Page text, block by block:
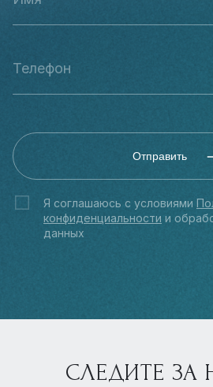
Отправить
Я соглашаюсь с условиями
конфиденциальности и
данных
СЛЕДИТЕ ЗА